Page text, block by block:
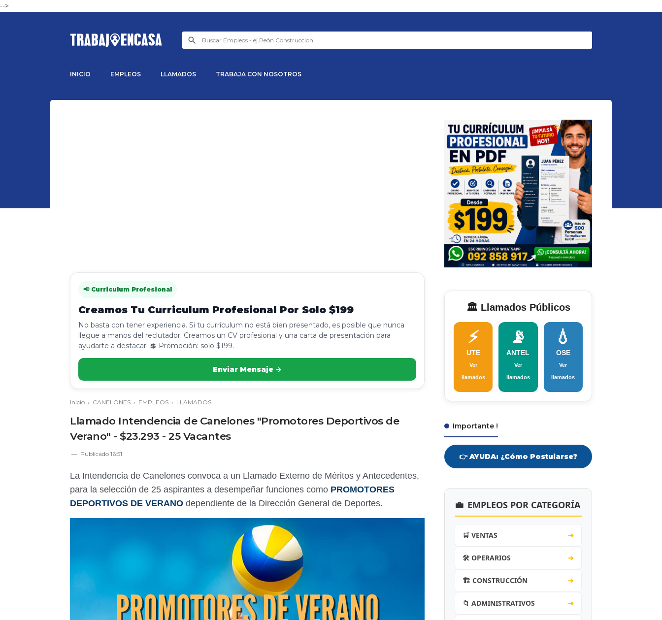
-->
INICIO EMPLEOS LLAMADOS TRABAJA CON NOSOTROS
📢 Curriculum Profesional
Creamos Tu Curriculum Profesional Por Solo $199
No basta con tener experiencia. Si tu currículum no está bien presentado, es posible que nunca
llegue a manos del reclutador. Creamos un CV profesional y una carta de presentación para
ayudarte a destacar. 💲 Promoción: solo $199.
Enviar Mensaje →
Inicio › CANELONES › EMPLEOS › LLAMADOS
Llamado Intendencia de Canelones "Promotores Deportivos de
Verano" - $23.293 - 25 Vacantes
Publicado 16:51
La Intendencia de Canelones convoca a un Llamado Externo de Méritos y Antecedentes,
para la selección de 25 aspirantes a desempeñar funciones como PROMOTORES
DEPORTIVOS DE VERANO dependiente de la Dirección General de Deportes.
🏛️ Llamados Públicos
⚡
UTE
Ver
llamados
📡
ANTEL
Ver
llamados
💧
OSE
Ver
llamados
Importante !
👉 AYUDA: ¿Cómo Postularse?
💼 EMPLEOS POR CATEGORÍA
🛒 VENTAS ➔
🛠️ OPERARIOS ➔
🏗️ CONSTRUCCIÓN ➔
📁 ADMINISTRATIVOS ➔